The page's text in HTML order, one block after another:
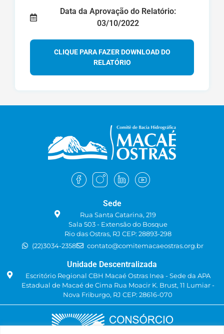
Dando seguimento ao primeiro
ponto de pauta, a Sra Maria Inês
propôs que a planilha de
encaminhada para a Diretoria
Colegiada, ser preenchida e,
relembrou que foi contrário à
Adesão do CBH Macaé ao OGA
Brasil, reforçando que a proposta
de adesão partiu das Câmaras
Técnicas e que a DC está com
outras demandas prioritárias. A Sra.
do CBHMO foi decidida em
plenária. O Sr. Affonso sugeriu que
a Grupo de Acompanhamento do
Contrato de Gestão auxiliasse na
complementação da planilha.
da planilha pelo Grupo de
Acompanhamento do Contrato de
Gestão, com reunião a definir
posteriormente.
A Sra. Alice iniciou o segundo de
pauta apresentando os resultados
Data da Aprovação do Relatório:
03/10/2022
CLIQUE PARA FAZER DOWNLOAD DO
RELATÓRIO
Sede
Rua Santa Catarina, 219
Sala 503 - Extensão do Bosque
Rio das Ostras, RJ CEP: 28893-298
(22)3034-2358
contato@comitemacaeostras.org.br
Unidade Descentralizada
Escritório Regional CBH Macaé Ostras Inea - Sede da APA
Estadual de Macaé de Cima Rua Moacir K. Brust, 11 Lumiar -
Nova Friburgo, RJ CEP: 28616-070